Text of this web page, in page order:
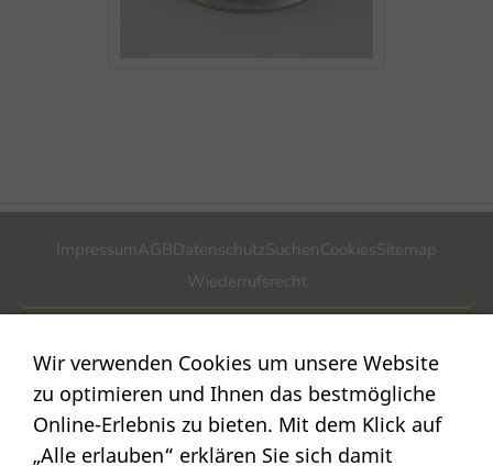
ImpressumAGBDatenschutzSuchenCookiesSitemap
Wiederrufsrecht
Nostalgie- & Geschenk Shop
Maja Schmid
Luzernerstr. 14
CH-6353 Weggis
Wir verwenden Cookies um unsere Website
zu optimieren und Ihnen das bestmögliche
Online-Erlebnis zu bieten. Mit dem Klick auf
„Alle erlauben“ erklären Sie sich damit